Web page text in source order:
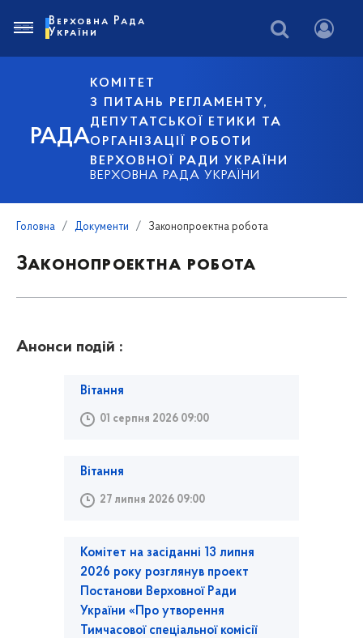
РАДА
КОМІТЕТ
З ПИТАНЬ РЕГЛАМЕНТУ,
ДЕПУТАТСЬКОЇ ЕТИКИ ТА
ОРГАНІЗАЦІЇ РОБОТИ
ВЕРХОВНОЇ РАДИ УКРАЇНИ
ВЕРХОВНА РАДА УКРАЇНИ
Верховна Рада
України
Головна Документи Законопроектна робота
Законопроектна робота
Анонси подій :
Вітання
01 серпня 2026 09:00
Вітання
27 липня 2026 09:00
Комітет на засіданні 13 липня
2026 року розглянув проект
Постанови Верховної Ради
України «Про утворення
Тимчасової спеціальної комісії